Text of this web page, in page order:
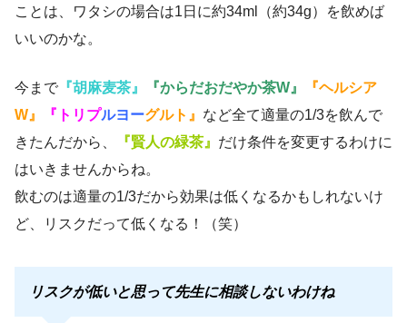
ことは、ワタシの場合は1日に約34ml（約34g）を飲めば
いいのかな。
今まで 『胡麻麦茶』 『からだおだやか茶W』
『ヘルシア
W』
『トリプルヨーグルト』 など全て適量の1/3を飲んで
きたんだから、
『賢人の緑茶』 だけ条件を変更するわけに
はいきませんからね。
飲むのは適量の1/3だから効果は低くなるかもしれないけ
ど、リスクだって低くなる！（笑）
リスクが低いと思って先生に相談しないわけね